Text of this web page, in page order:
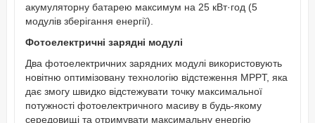
акумуляторну батарею максимум на 25 кВт·год (5
модулів зберігання енергії).
Фотоелектричні зарядні модулі
Два фотоелектричних зарядних модулі використовують
новітню оптимізовану технологію відстеження MPPT, яка
дає змогу швидко відстежувати точку максимальної
потужності фотоелектричного масиву в будь-якому
середовищі та отримувати максимальну енергію